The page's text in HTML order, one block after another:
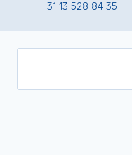
+31 13 528 84 35